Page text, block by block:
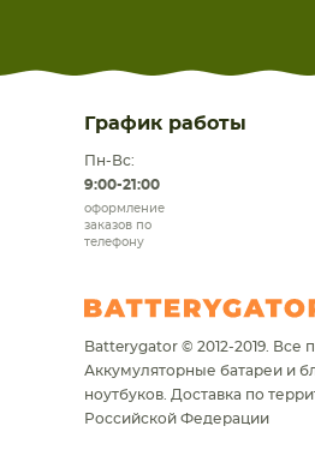
График работы
Пн-Вс:
9:00-21:00
оформление
заказов по
телефону
Batterygator © 2012-2019. Все
Аккумуляторные батареи и
ноутбуков. Доставка по
Российской Федерации